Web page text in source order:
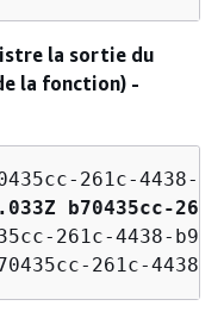
la sortie du
la fonction) -
b70435cc-
261c-4438-
261c-